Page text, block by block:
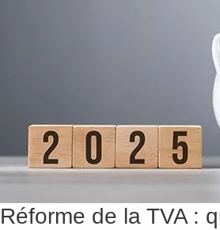
Réforme de la TVA :